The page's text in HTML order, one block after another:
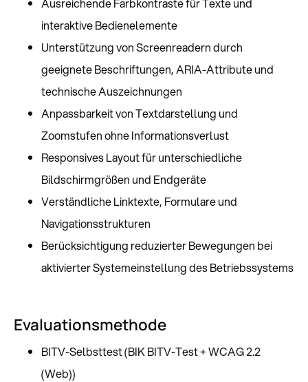
interaktive Bedienelemente
Unterstützung von Screenreadern durch
geeignete Beschriftungen, ARIA-Attribute und
technische Auszeichnungen
Anpassbarkeit von Textdarstellung und
Zoomstufen ohne Informationsverlust
Responsives Layout für unterschiedliche
Bildschirmgrößen und Endgeräte
Verständliche Linktexte, Formulare und
Navigationsstrukturen
Berücksichtigung reduzierter Bewegungen bei
aktivierter Systemeinstellung des Betriebssystems
Evaluationsmethode
BITV-Selbsttest (BIK BITV-Test + WCAG 2.2
(Web))